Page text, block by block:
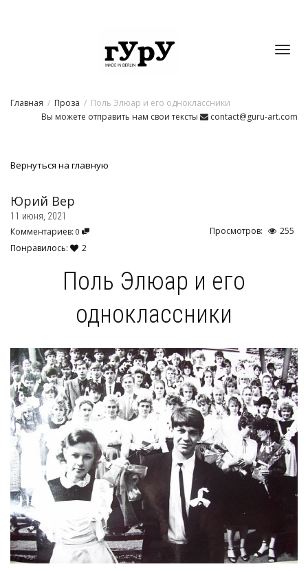
Главная Проза
Поль Элюар и его одноклассники
Вы можете отправить нам свои тексты
contact@guru-art.com
Вернуться на главную
Юрий Вер
11 июня, 2021
Комментариев: 0 Просмотров:
255
Понравилось:
2
Поль Элюар и его
одноклассники